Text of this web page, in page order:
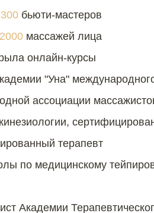
300 бьюти-мастеров
2000 массажей лица
онлайн-курсы
"Уна"
ассоциации
терапевт
по медицинскому
Академии